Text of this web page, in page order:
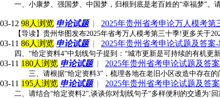
一、小康梦、强国梦、中国梦，归根到底是老百姓的“幸福梦”。
03-12 98人浏览 申论试题| 2025年贵州省考申论万人模考第
【导读】贵州华图发布2025年省考万人模考第三十季!更多关于
03-11 86人浏览 申论试题| 2025年贵州省考申论试题及答
四、“给定资料4”中划线句子提到：“城市更新是可持续的有机
03-11 180人浏览 申论试题| 2025年贵州省考申论试题及答
三、请根据“给定资料3”，梳理各地在老旧小区改造中存在的
03-11 195人浏览 申论试题| 2025年贵州省考申论试题及答
二、请结合“给定资料2”,谈谈你对划线句子“多样便利的交通为‘